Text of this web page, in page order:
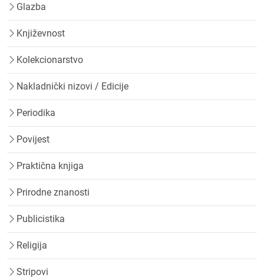
Glazba
Književnost
Kolekcionarstvo
Nakladnički nizovi / Edicije
Periodika
Povijest
Praktična knjiga
Prirodne znanosti
Publicistika
Religija
Stripovi